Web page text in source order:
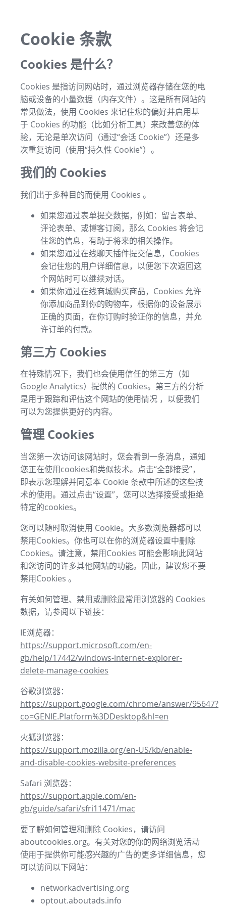
Cookie 条款
Cookies 是什么？
Cookies 是指访问网站时，通过浏览器存储在您的电
脑或设备的小量数据（内存文件）。这是所有网站的
常见做法，使用 Cookies 来记住您的偏好并启用基
于 Cookies 的功能（比如分析工具）来改善您的体
验，无论是单次访问（通过“会话 Cookie”）还是多
次重复访问（使用“持久性 Cookie”）。
我们的 Cookies
我们出于多种目的而使用 Cookies 。
如果您通过表单提交数据，例如：留言表单、
评论表单、或博客订阅，那么 Cookies 将会记
住您的信息，有助于将来的相关操作。
如果您通过在线聊天插件提交信息，Cookies
会记住您的用户详细信息，以便您下次返回这
个网站时可以继续对话。
如果你通过在线商城购买商品，Cookies 允许
你添加商品到你的购物车，根据你的设备展示
正确的页面，在你订购时验证你的信息，并允
许订单的付款。
第三方 Cookies
在特殊情况下，我们也会使用信任的第三方（如
Google Analytics）提供的 Cookies。第三方的分析
是用于跟踪和评估这个网站的使用情况 ，以便我们
可以为您提供更好的内容。
管理 Cookies
当您第一次访问该网站时，您会看到一条消息，通知
您正在使用cookies和类似技术。点击“全部接受”，
即表示您理解并同意本 Cookie 条款中所述的这些技
术的使用。通过点击“设置”，您可以选择接受或拒绝
特定的cookies。
您可以随时取消使用 Cookie。大多数浏览器都可以
禁用Cookies。你也可以在你的浏览器设置中删除
Cookies。请注意，禁用Cookies 可能会影响此网站
和您访问的许多其他网站的功能。因此，建议您不要
禁用Cookies 。
有关如何管理、禁用或删除最常用浏览器的 Cookies
数据，请参阅以下链接：
IE浏览器：
https://support.microsoft.com/en-
gb/help/17442/windows-internet-explorer-
delete-manage-cookies
谷歌浏览器：
https://support.google.com/chrome/answer/95647?
co=GENIE.Platform%3DDesktop&hl=en
火狐浏览器：
https://support.mozilla.org/en-US/kb/enable-
and-disable-cookies-website-preferences
Safari 浏览器：
https://support.apple.com/en-
gb/guide/safari/sfri11471/mac
要了解如何管理和删除 Cookies，请访问
aboutcookies.org。有关对您的你的网络浏览活动
使用于提供你可能感兴趣的广告的更多详细信息，您
可以访问以下网站：
networkadvertising.org
optout.aboutads.info